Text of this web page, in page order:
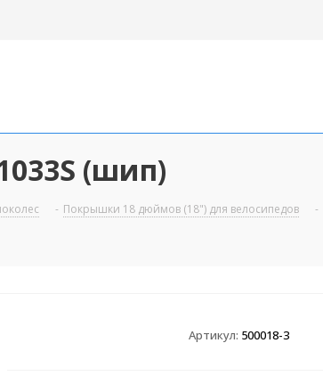
(шип)
- Покрышки 18 дюймов (18") для велосипедов -
Артикул: 500018-3